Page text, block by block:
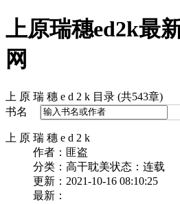
上原瑞穗ed2k最
网
上 原 瑞 穗 e d 2 k 目录 (共543章)
书名
上 原 瑞 穗 e d 2 k
作者：匪盗
分类：高干耽美状态：连载
更新：2021-10-16 08:10:25
最新：